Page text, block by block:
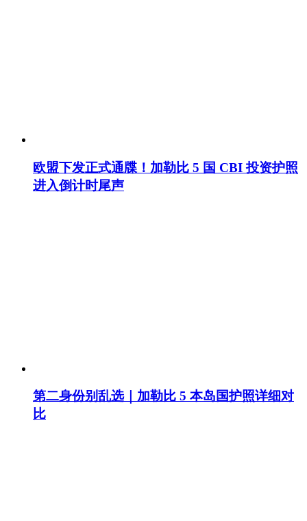
欧盟下发正式通牒！加勒比 5 国 CBI 投资护照
进入倒计时尾声
第二身份别乱选｜加勒比 5 本岛国护照详细对
比